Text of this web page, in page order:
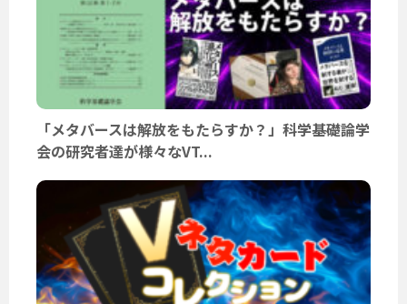
「メタバースは解放をもたらすか？」科学基礎論学
会の研究者達が様々なVT...